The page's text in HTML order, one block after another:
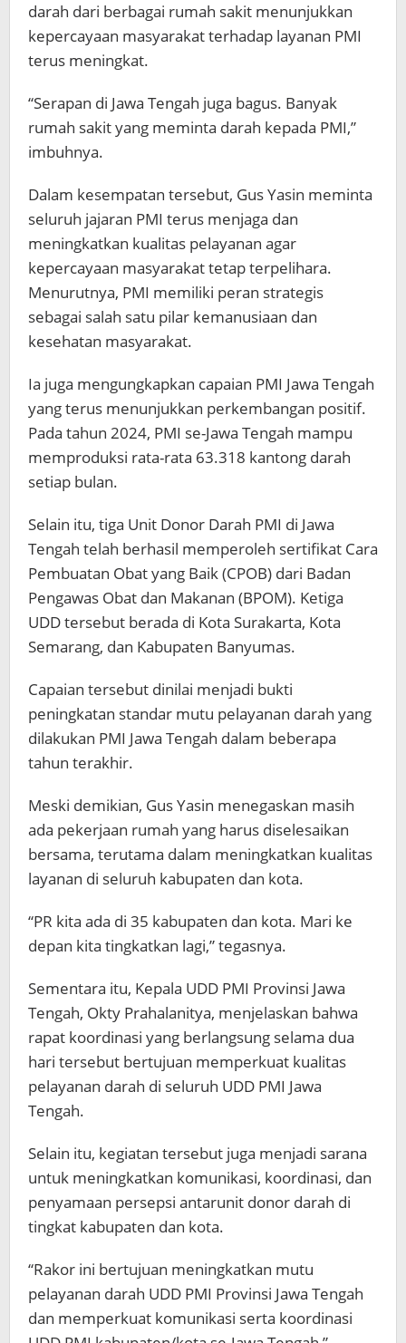
darah dari berbagai rumah sakit menunjukkan
kepercayaan masyarakat terhadap layanan PMI
terus meningkat.
“Serapan di Jawa Tengah juga bagus. Banyak
rumah sakit yang meminta darah kepada PMI,”
imbuhnya.
Dalam kesempatan tersebut, Gus Yasin meminta
seluruh jajaran PMI terus menjaga dan
meningkatkan kualitas pelayanan agar
kepercayaan masyarakat tetap terpelihara.
Menurutnya, PMI memiliki peran strategis
sebagai salah satu pilar kemanusiaan dan
kesehatan masyarakat.
Ia juga mengungkapkan capaian PMI Jawa Tengah
yang terus menunjukkan perkembangan positif.
Pada tahun 2024, PMI se-Jawa Tengah mampu
memproduksi rata-rata 63.318 kantong darah
setiap bulan.
Selain itu, tiga Unit Donor Darah PMI di Jawa
Tengah telah berhasil memperoleh sertifikat Cara
Pembuatan Obat yang Baik (CPOB) dari Badan
Pengawas Obat dan Makanan (BPOM). Ketiga
UDD tersebut berada di Kota Surakarta, Kota
Semarang, dan Kabupaten Banyumas.
Capaian tersebut dinilai menjadi bukti
peningkatan standar mutu pelayanan darah yang
dilakukan PMI Jawa Tengah dalam beberapa
tahun terakhir.
Meski demikian, Gus Yasin menegaskan masih
ada pekerjaan rumah yang harus diselesaikan
bersama, terutama dalam meningkatkan kualitas
layanan di seluruh kabupaten dan kota.
“PR kita ada di 35 kabupaten dan kota. Mari ke
depan kita tingkatkan lagi,” tegasnya.
Sementara itu, Kepala UDD PMI Provinsi Jawa
Tengah, Okty Prahalanitya, menjelaskan bahwa
rapat koordinasi yang berlangsung selama dua
hari tersebut bertujuan memperkuat kualitas
pelayanan darah di seluruh UDD PMI Jawa
Tengah.
Selain itu, kegiatan tersebut juga menjadi sarana
untuk meningkatkan komunikasi, koordinasi, dan
penyamaan persepsi antarunit donor darah di
tingkat kabupaten dan kota.
“Rakor ini bertujuan meningkatkan mutu
pelayanan darah UDD PMI Provinsi Jawa Tengah
dan memperkuat komunikasi serta koordinasi